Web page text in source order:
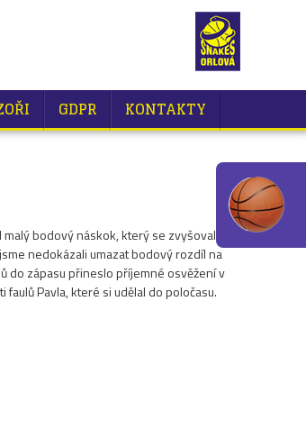
GDPR KONTAKTY
bodový náskok, který se zvyšoval a
nedokázali umazat bodový rozdíl na
do zápasu přineslo příjemné osvěžení v
Pavla, které si udělal do poločasu.